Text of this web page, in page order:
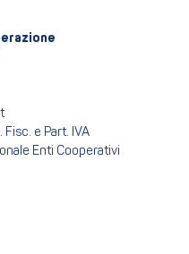
e Part. IVA
Enti Cooperativi